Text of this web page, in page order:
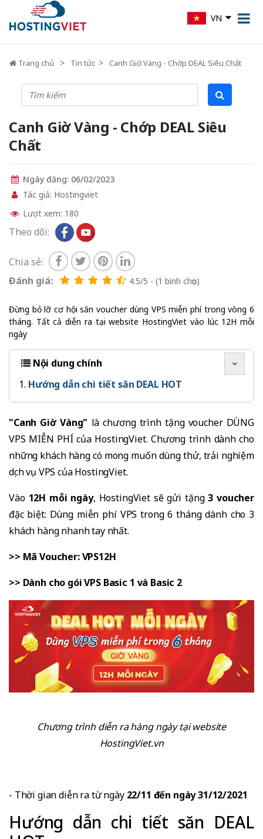
VN
Trang chủ Tin tức Canh Giờ Vàng - Chớp DEAL Siêu Chất
Canh Giờ Vàng - Chớp DEAL Siêu
Chất
Ngày đăng: 06/02/2023
Tác giả: Hostingviet
Lượt xem: 180
Theo dõi:
Chia sẻ:
Đánh giá:
4.5/5 - (1 bình chọn)
Đừng bỏ lỡ cơ hội săn voucher dùng VPS miễn phí trong vòng 6
tháng. Tất cả diễn ra tại website HostingViet vào lúc 12H mỗi
ngày
Nội dung chính
Hướng dẫn chi tiết săn DEAL HOT
"Canh Giờ Vàng" là chương trình tặng voucher DÙNG
VPS MIỄN PHÍ của HostingViet. Chương trình dành cho
những khách hàng có mong muốn dùng thử, trải nghiệm
dịch vụ VPS của HostingViet.
Vào 12H mỗi ngày, HostingViet sẽ gửi tặng3 voucher
đặc biệt: Dùng miễn phí VPS trong 6 tháng dành cho 3
khách hàng nhanh tay nhất.
>> Mã Voucher: VPS12H
>> Dành cho gói VPS Basic 1 và Basic 2
Chương trình diễn ra hàng ngày tại website
HostingViet.vn
- Thời gian diễn ra từ ngày22/11 đến ngày 31/12/2021
Hướng dẫn chi tiết săn DEAL